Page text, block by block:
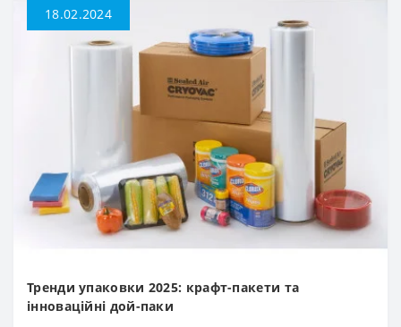
18.02.2024
Тренди упаковки 2025: крафт-пакети та
інноваційні дой-паки